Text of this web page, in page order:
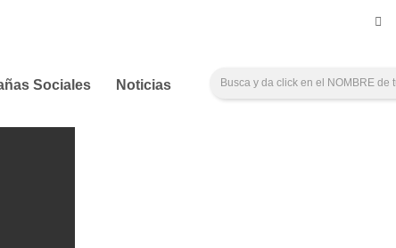
Sociales Noticias